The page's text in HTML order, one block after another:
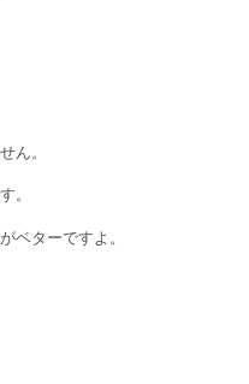
ん。
。
ベターですよ。